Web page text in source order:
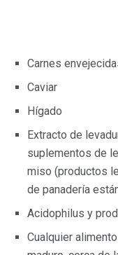
Carnes
Caviar
Hígado
Extracto de
suplementos de
miso (productos
de panadería
Acidophilus y
Cualquier